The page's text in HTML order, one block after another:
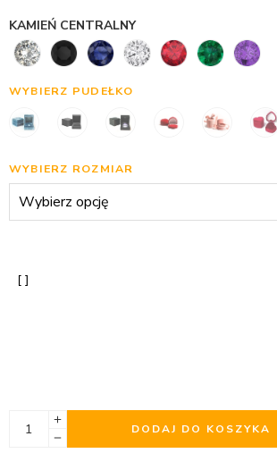
KAMIEŃ CENTRALNY
WYBIERZ PUDEŁKO
WYBIERZ ROZMIAR
DODAJ DO KOSZYKA